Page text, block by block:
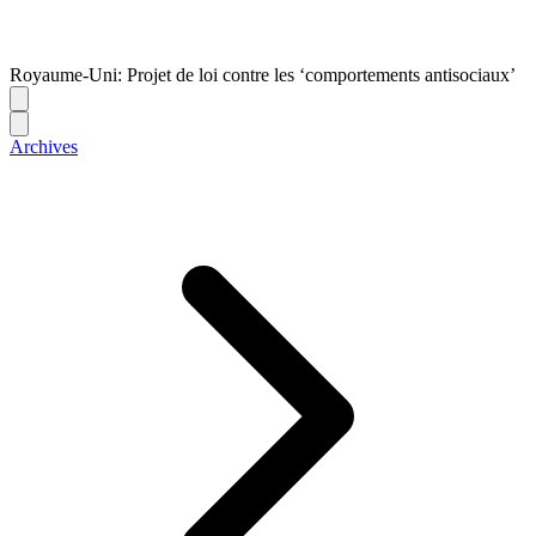
Royaume-Uni: Projet de loi contre les ‘comportements antisociaux’
Archives